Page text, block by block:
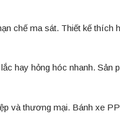
chế ma sát. Thiết kế
hay hỏng hóc nhanh. Sản
và thương mại. Bánh xe